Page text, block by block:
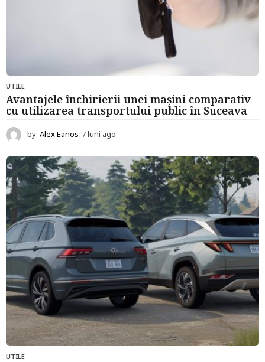
UTILE
Avantajele închirierii unei mașini comparativ
cu utilizarea transportului public în Suceava
by Alex Eanos 7 luni ago
u
n
i
a
g
o
UTILE